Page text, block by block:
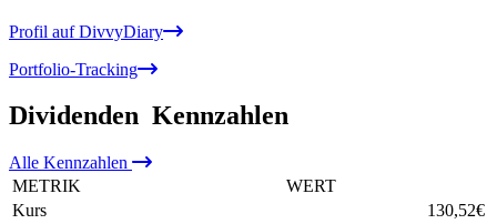
Profil auf DivvyDiary
Portfolio-Tracking
Dividenden Kennzahlen
Alle Kennzahlen
METRIK
WERT
Kurs
130,52€